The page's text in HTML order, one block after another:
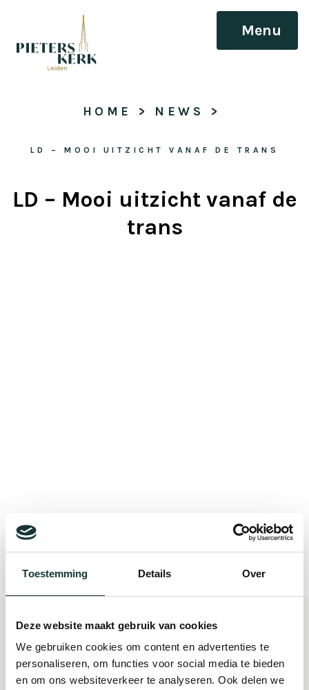
Toestemming Details Over
Deze website maakt gebruik van cookies
We gebruiken cookies om content en advertenties te
personaliseren, om functies voor social media te bieden
en om ons websiteverkeer te analyseren. Ook delen we
Menu
HOME > NEWS >
LD – MOOI UITZICHT VANAF DE TRANS
LD – Mooi uitzicht vanaf de
trans
Bekijk alle blogberichten
Plan je bezoek